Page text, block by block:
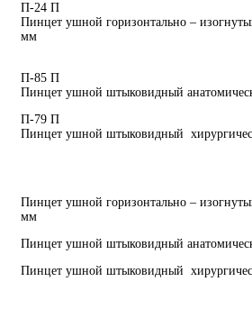
П-24 П
Пинцет ушной горизонтально –
мм
П-85 П
Пинцет ушной штыковидный
П-79 П
Пинцет ушной штыковидный
Пинцет ушной горизонтально –
мм
Пинцет ушной штыковидный
Пинцет ушной штыковидный